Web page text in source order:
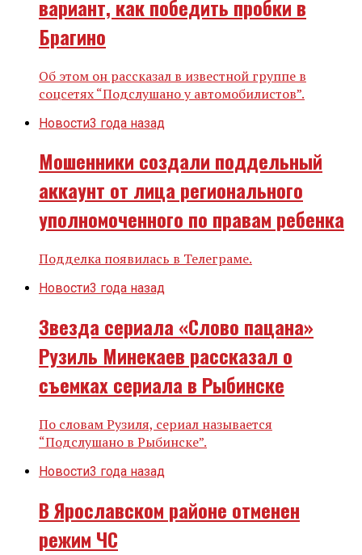
вариант, как победить пробки в
Брагино
Об этом он рассказал в известной группе в
соцсетях “Подслушано у автомобилистов”.
Новости3 года назад
Мошенники создали поддельный
аккаунт от лица регионального
уполномоченного по правам ребенка
Подделка появилась в Телеграме.
Новости3 года назад
Звезда сериала «Слово пацана»
Рузиль Минекаев рассказал о
съемках сериала в Рыбинске
По словам Рузиля, сериал называется
“Подслушано в Рыбинске”.
Новости3 года назад
В Ярославском районе отменен
режим ЧС